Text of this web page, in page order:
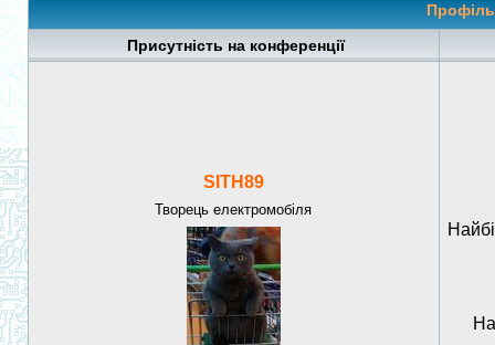
Профіль
Присутність на конференції
SITH89
Творець електромобіля